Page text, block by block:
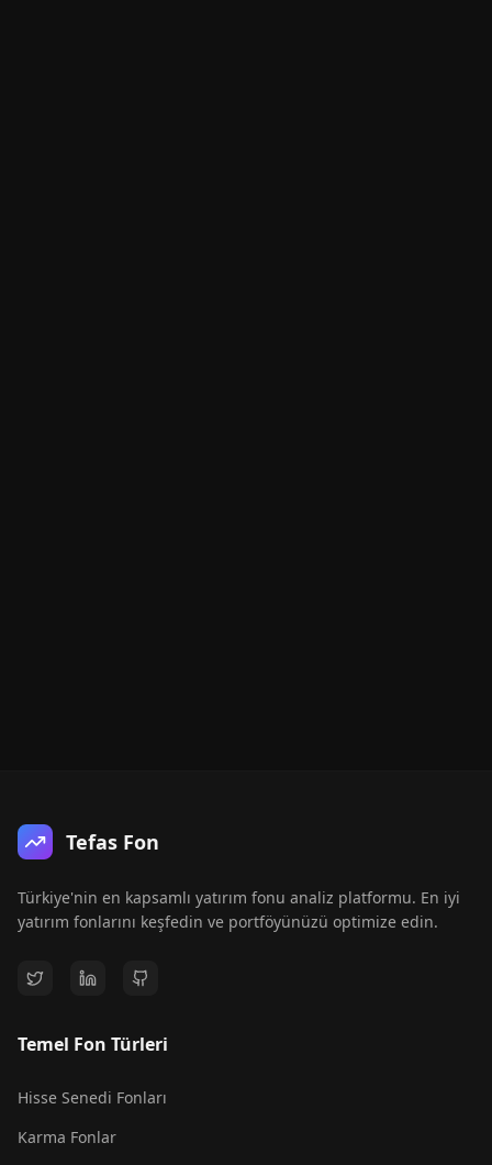
Tefas Fon
Türkiye'nin en kapsamlı yatırım fonu analiz platformu. En iyi
yatırım fonlarını keşfedin ve portföyünüzü optimize edin.
Temel Fon Türleri
Hisse Senedi Fonları
Karma Fonlar